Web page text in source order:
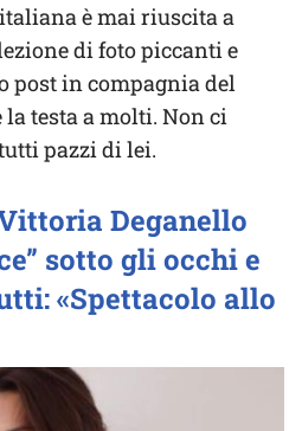
è mai riuscita a
di foto piccanti e
post in compagnia del
testa a molti. Non ci
pazzi di lei.
Deganello
sotto gli occhi e
«Spettacolo allo